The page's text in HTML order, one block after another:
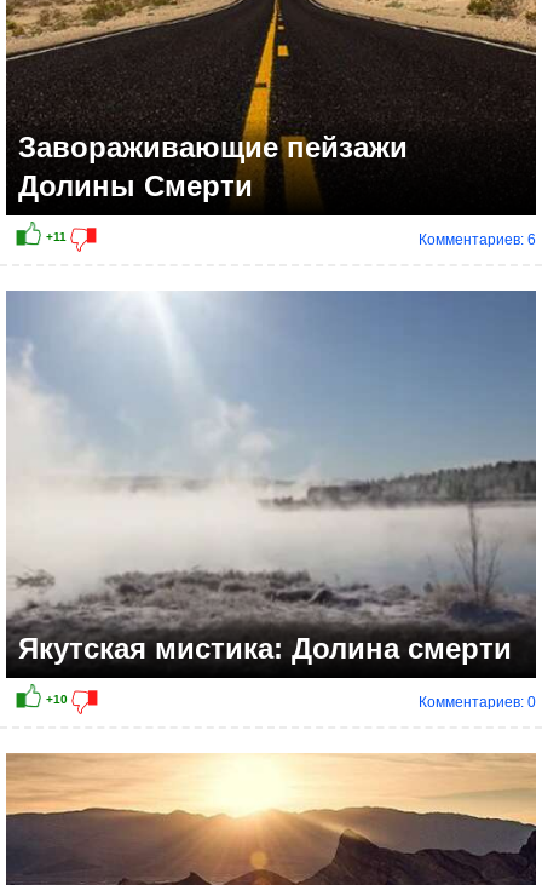
Завораживающие пейзажи
Долины Смерти
Комментариев: 6
Якутская мистика: Долина смерти
Комментариев: 0